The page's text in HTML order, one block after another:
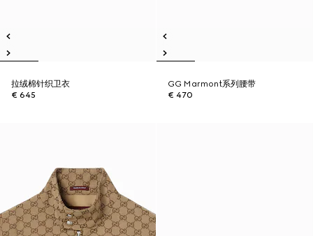
拉绒棉针织卫衣
€ 645
GG Marmont系列腰带
€ 470